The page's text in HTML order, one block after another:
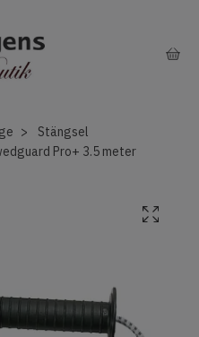
Stängsel
Pro+ 3.5 meter